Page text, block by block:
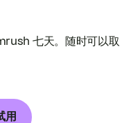
七天。随时可以取
用